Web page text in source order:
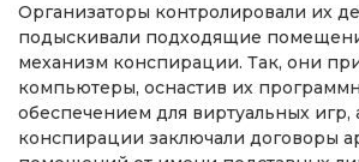
Организаторы контролировали их
подыскивали подходящие
механизм конспирации. Так, они
компьютеры, оснастив их
обеспечением для виртуальных игр,
конспирации заключали договоры